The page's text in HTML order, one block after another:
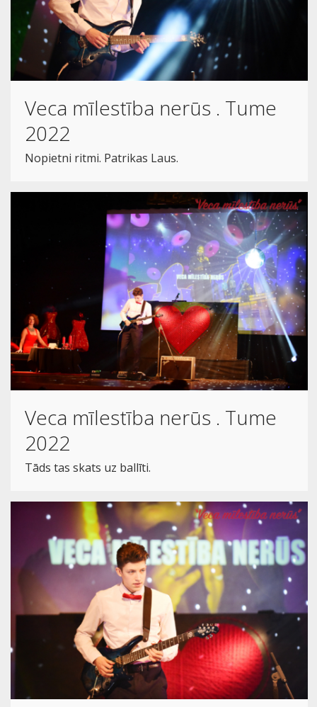
Veca mīlestība nerūs . Tume
2022
Nopietni ritmi. Patrikas Laus.
Veca mīlestība nerūs . Tume
2022
Tāds tas skats uz ballīti.